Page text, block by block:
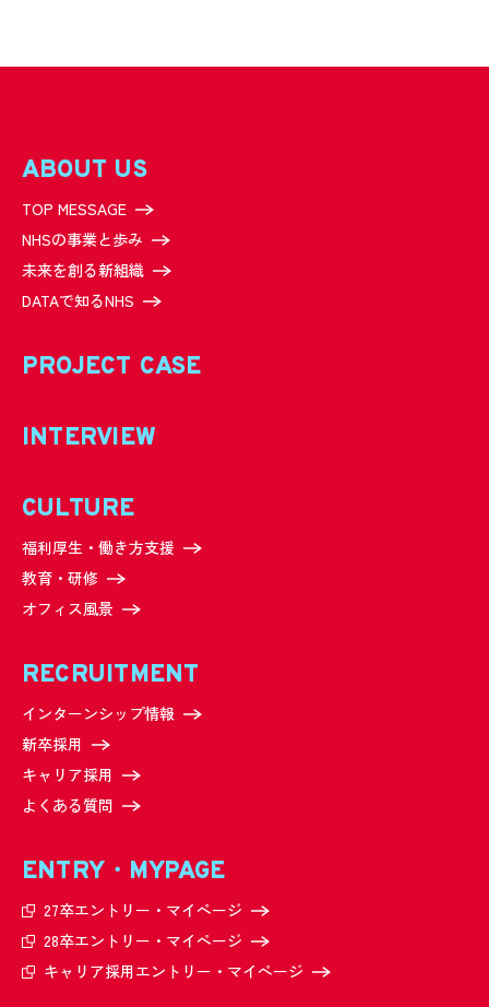
ABOUT US
TOP MESSAGE
NHSの事業と歩み
未来を創る新組織
DATAで知るNHS
PROJECT CASE
INTERVIEW
CULTURE
福利厚生・働き方支援
教育・研修
オフィス風景
RECRUITMENT
インターンシップ情報
新卒採用
キャリア採用
よくある質問
ENTRY・MYPAGE
27卒エントリー・ マイページ
28卒エントリー・ マイページ
キャリア採用エントリー・ マイページ